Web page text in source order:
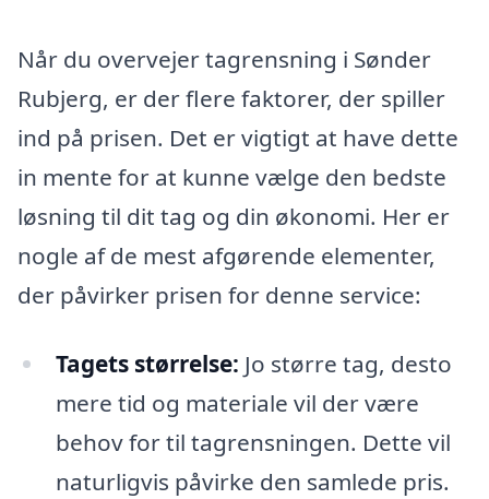
Når du overvejer tagrensning i Sønder
Rubjerg, er der flere faktorer, der spiller
ind på prisen. Det er vigtigt at have dette
in mente for at kunne vælge den bedste
løsning til dit tag og din økonomi. Her er
nogle af de mest afgørende elementer,
der påvirker prisen for denne service:
Tagets størrelse: Jo større tag, desto
mere tid og materiale vil der være
behov for til tagrensningen. Dette vil
naturligvis påvirke den samlede pris.